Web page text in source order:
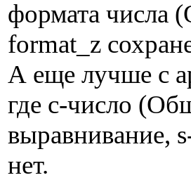
формата числа
format_z
А еще лучше с
где с-число
выравнивание,
нет.